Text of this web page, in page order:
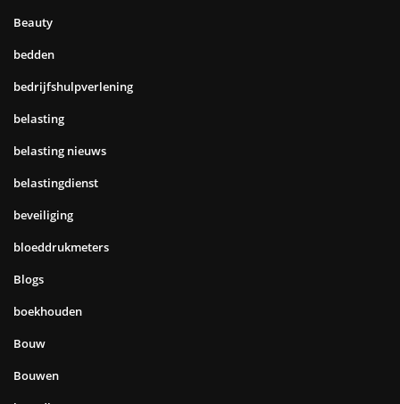
Beauty
bedden
bedrijfshulpverlening
belasting
belasting nieuws
belastingdienst
beveiliging
bloeddrukmeters
Blogs
boekhouden
Bouw
Bouwen